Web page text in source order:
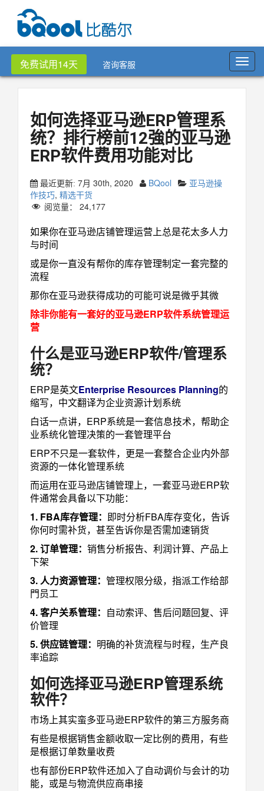
免费试用14天 咨询客服
如何选择亚马逊ERP管理系
统？排行榜前12強的亚马逊
ERP软件费用功能对比
最近更新: 7月 30th, 2020 BQool
亚马逊操
作技巧, 精选干货
阅览量： 24,177
如果你在亚马逊店铺管理运营上总是花太多人力
与时间
或是你一直没有帮你的库存管理制定一套完整的
流程
那你在亚马逊获得成功的可能可说是微乎其微
除非你能有一套好的亚马逊ERP软件系统管理运
营
什么是亚马逊ERP软件/管理系
统？
ERP是英文Enterprise Resources Planning的
缩写，中文翻译为企业资源计划系统
白话一点讲，ERP系统是一套信息技术，帮助企
业系统化管理决策的一套管理平台
ERP不只是一套软件，更是一套整合企业内外部
资源的一体化管理系统
而运用在亚马逊店铺管理上，一套亚马逊ERP软
件通常会具备以下功能：
1. FBA库存管理： 即时分析FBA库存变化，告诉
你何时需补货，甚至告诉你是否需加速销货
2. 订单管理： 销售分析报告、利润计算、产品上
下架
3. 人力资源管理： 管理权限分级，指派工作给部
門员工
4. 客户关系管理： 自动索评、售后问题回复、评
价管理
5. 供应链管理： 明确的补货流程与时程，生产良
率追踪
如何选择亚马逊ERP管理系统
软件？
市场上其实蛮多亚马逊ERP软件的第三方服务商
有些是根据销售金额收取一定比例的费用，有些
是根据订单数量收费
也有部份ERP软件还加入了自动调价与会计的功
能，或是与物流供应商串接